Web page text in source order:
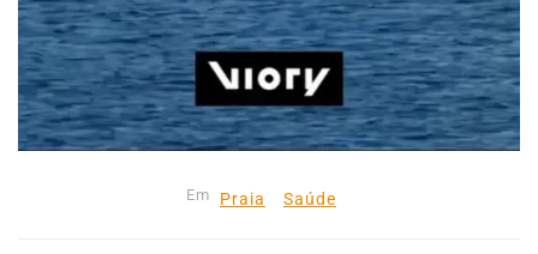
Em Praia Saúde